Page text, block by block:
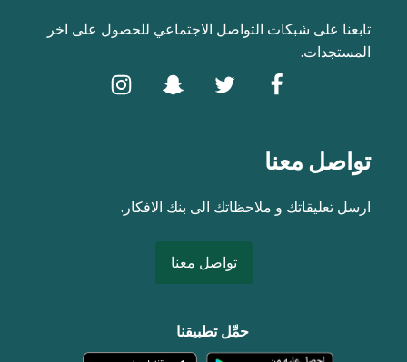
تابعنا على شبكات التواصل الاجتماعي للحصول على اخر
المستجدات.
تواصل معنا
ارسل تعليقاتك و ملاحظاتك الى بنك الافكار.
تواصل معنا
حمِّل تطبيقنا